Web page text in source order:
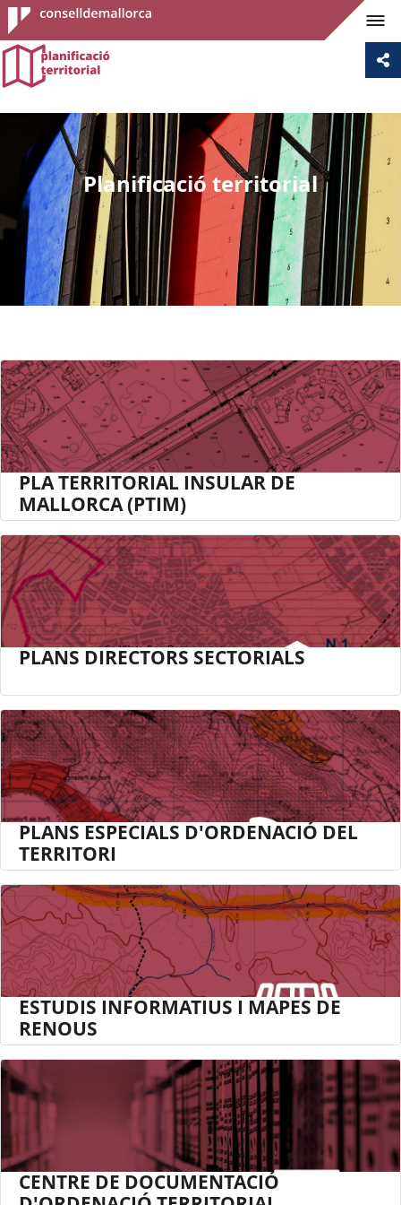
Consell de
Mallorca
Planificació territorial
PLA TERRITORIAL INSULAR DE
MALLORCA (PTIM)
PLANS DIRECTORS SECTORIALS
PLANS ESPECIALS D'ORDENACIÓ DEL
TERRITORI
ESTUDIS INFORMATIUS I MAPES DE
RENOUS
CENTRE DE DOCUMENTACIÓ